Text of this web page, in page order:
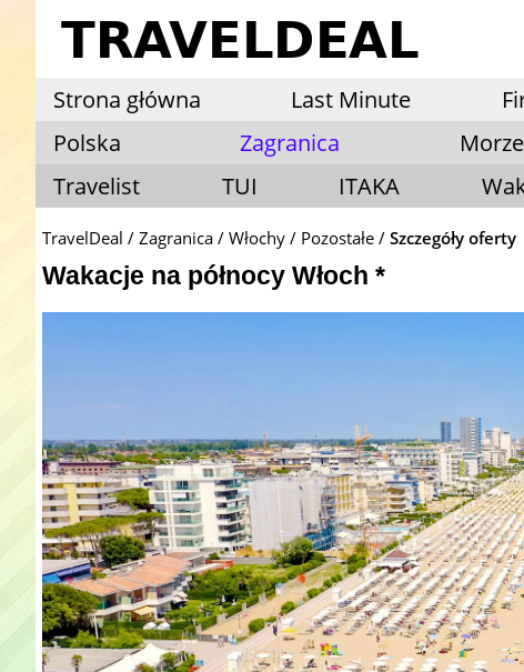
Strona główna Last Minute
Polska
Zagranica Morze
Travelist
TUI ITAKA
TravelDeal Zagranica Włochy Pozostałe Szczegóły oferty
Wakacje na północy Włoch *